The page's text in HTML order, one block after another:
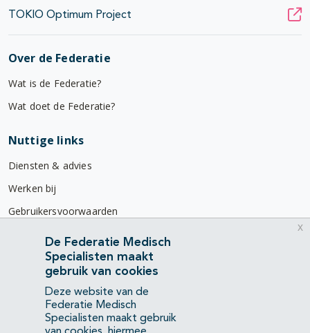
TOKIO Optimum Project
Over de Federatie
Wat is de Federatie?
Wat doet de Federatie?
Nuttige links
Diensten & advies
Werken bij
Gebruikersvoorwaarden
Privacyverklaring
Contact
Mercatorlaan 1200
3528 BL Utrecht
De Federatie Medisch
Specialisten maakt
gebruik van cookies
Deze website van de
Federatie Medisch
Specialisten maakt gebruik
x